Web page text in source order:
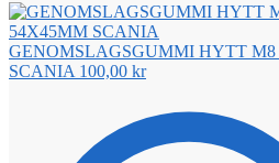
GENOMSLAGSGUMMI HYTT
SCANIA 100,00 kr